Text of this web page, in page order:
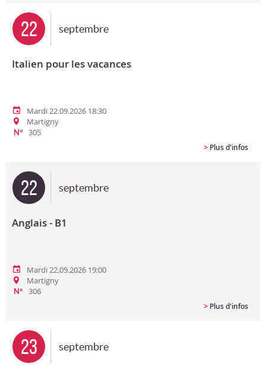
22 septembre
Italien pour les vacances
Mardi 22.09.2026 18:30
Martigny
N°
305
> Plus d'infos
22 septembre
Anglais - B1
Mardi 22.09.2026 19:00
Martigny
N°
306
> Plus d'infos
23 septembre